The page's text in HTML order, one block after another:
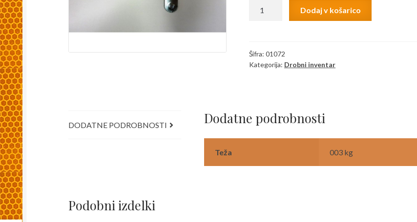
količina
Dodaj v košarico
Šifra:01072
Kategorija: Drobni inventar
DODATNE PODROBNOSTI Dodatne podrobnosti
Teža 003 kg
Podobni izdelki